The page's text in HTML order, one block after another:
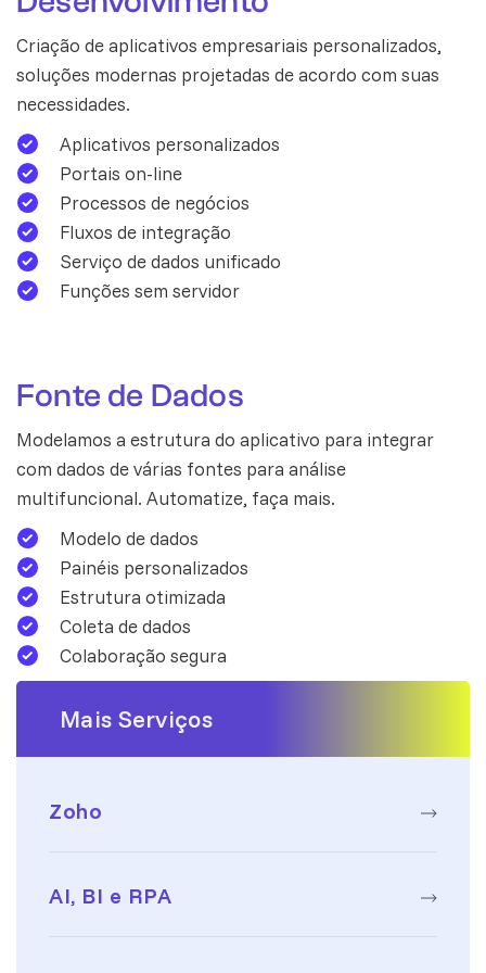
Criação de aplicativos empresariais personalizados,
soluções modernas projetadas de acordo com suas
necessidades.
Aplicativos personalizados
Portais on-line
Processos de negócios
Fluxos de integração
Serviço de dados unificado
Funções sem servidor
Fonte de Dados
Modelamos a estrutura do aplicativo para integrar
com dados de várias fontes para análise
multifuncional. Automatize, faça mais.
Modelo de dados
Painéis personalizados
Estrutura otimizada
Coleta de dados
Colaboração segura
Mais Serviços
Zoho
AI, BI e RPA